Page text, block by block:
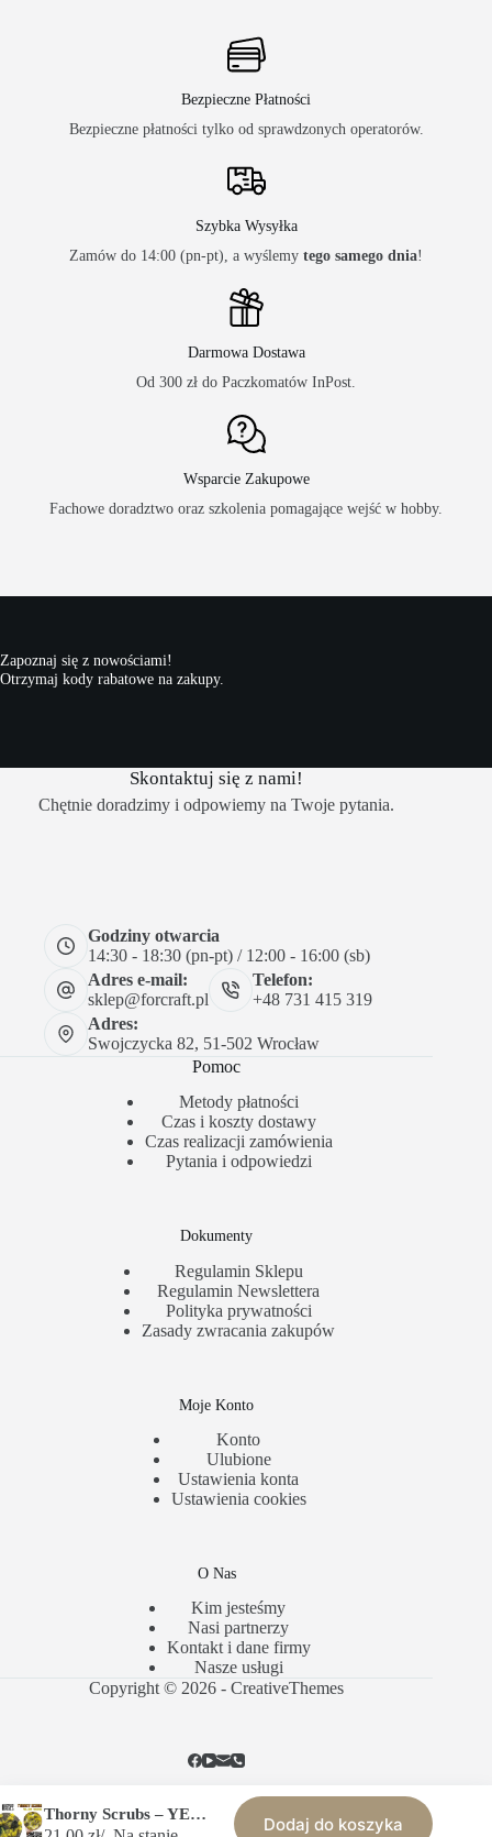
Bezpieczne Płatności
Bezpieczne płatności tylko od sprawdzonych operatorów.
Szybka Wysyłka
Zamów do 14:00 (pn-pt), a wyślemy tego samego dnia!
Darmowa Dostawa
Od 300 zł do Paczkomatów InPost.
Wsparcie Zakupowe
Fachowe doradztwo oraz szkolenia pomagające wejść w hobby.
Zapoznaj się z nowościami!
Otrzymaj kody rabatowe na zakupy.
Skontaktuj się z nami!
Chętnie doradzimy i odpowiemy na Twoje pytania.
Godziny otwarcia
14:30 - 18:30 (pn-pt) / 12:00 - 16:00 (sb)
Adres e-mail:
sklep@forcraft.pl
Telefon:
+48 731 415 319
Adres:
Swojczycka 82, 51-502 Wrocław
Pomoc
Metody płatności
Czas i koszty dostawy
Czas realizacji zamówienia
Pytania i odpowiedzi
Dokumenty
Regulamin Sklepu
Regulamin Newslettera
Polityka prywatności
Zasady zwracania zakupów
Moje Konto
Konto
Ulubione
Ustawienia konta
Ustawienia cookies
O Nas
Kim jesteśmy
Nasi partnerzy
Kontakt i dane firmy
Nasze usługi
Copyright © 2026 -CreativeThemes
Polityka Prywatności Regulamin Sklepu
Thorny Scrubs – YELLOW THORNS Dodaj do koszyka